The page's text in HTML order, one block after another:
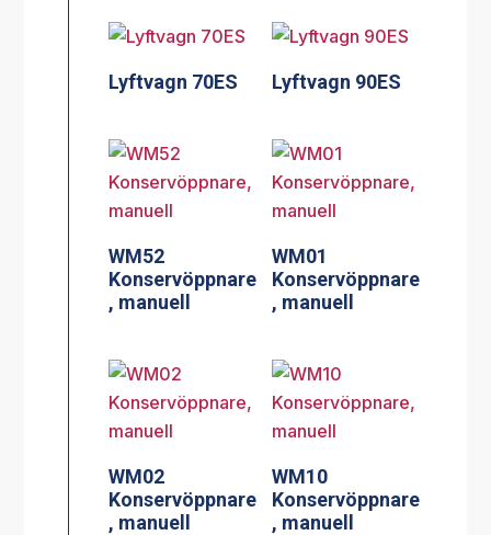
Lyftvagn 70ES Lyftvagn 90ES
WM52
Konservöppnare
, manuell
WM01
Konservöppnare
, manuell
WM02
Konservöppnare
, manuell
WM10
Konservöppnare
, manuell